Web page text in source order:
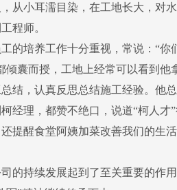
从小耳濡目染，在工地长大，对
程师。
的培养工作十分重视，常说：“你
囊而授，工地上经常可以看到他
结，认真反思总结施工经验。他
经理，都赞不绝口，说道“柯人才
提醒食堂阿姨加菜改善我们的生
的持续发展起到了至关重要的作